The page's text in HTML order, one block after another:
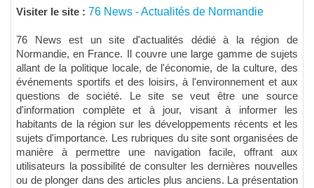
Visiter le site : 76 News - Actualités de Normandie
76 News est un site d'actualités dédié à la région de
Normandie, en France. Il couvre une large gamme de sujets
allant de la politique locale, de l'économie, de la culture, des
événements sportifs et des loisirs, à l'environnement et aux
questions de société. Le site se veut être une source
d'information complète et à jour, visant à informer les
habitants de la région sur les développements récents et les
sujets d'importance. Les rubriques du site sont organisées de
manière à permettre une navigation facile, offrant aux
utilisateurs la possibilité de consulter les dernières nouvelles
ou de plonger dans des articles plus anciens. La présentation